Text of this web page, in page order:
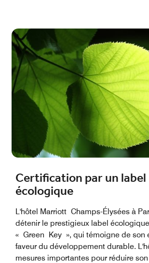
Certification par un label
écologique
L'hôtel Marriott Champs-Élysées à
détenir le prestigieux label écologique
« Green Key », qui témoigne de son
faveur du développement durable.
mesures importantes pour réduire